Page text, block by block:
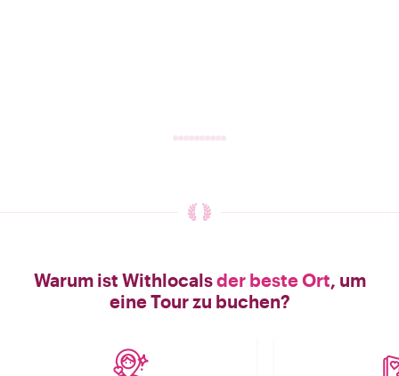
Warum ist Withlocalsder beste Ort, um
eine Tour zu buchen?